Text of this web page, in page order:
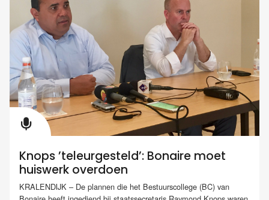
Knops ’teleurgesteld’: Bonaire moet
huiswerk overdoen
KRALENDIJK – De plannen die het Bestuurscollege (BC) van